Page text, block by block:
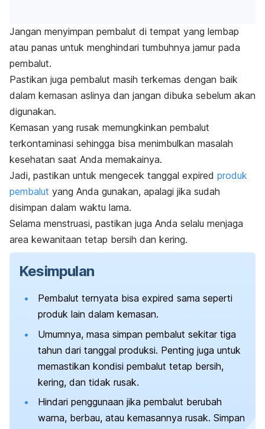
Jangan menyimpan pembalut di tempat yang lembap
atau panas untuk menghindari tumbuhnya jamur pada
pembalut.
Pastikan juga pembalut masih terkemas dengan baik
dalam kemasan aslinya dan jangan dibuka sebelum akan
digunakan.
Kemasan yang rusak memungkinkan pembalut
terkontaminasi sehingga bisa menimbulkan masalah
kesehatan saat Anda memakainya.
Jadi, pastikan untuk mengecek tanggal expired produk
pembalut yang Anda gunakan, apalagi jika sudah
disimpan dalam waktu lama.
Selama menstruasi, pastikan juga Anda selalu menjaga
area kewanitaan tetap bersih dan kering.
Kesimpulan
Pembalut ternyata bisa expired sama seperti
produk lain dalam kemasan.
Umumnya, masa simpan pembalut sekitar tiga
tahun dari tanggal produksi. Penting juga untuk
memastikan kondisi pembalut tetap bersih,
kering, dan tidak rusak.
Hindari penggunaan jika pembalut berubah
warna, berbau, atau kemasannya rusak. Simpan